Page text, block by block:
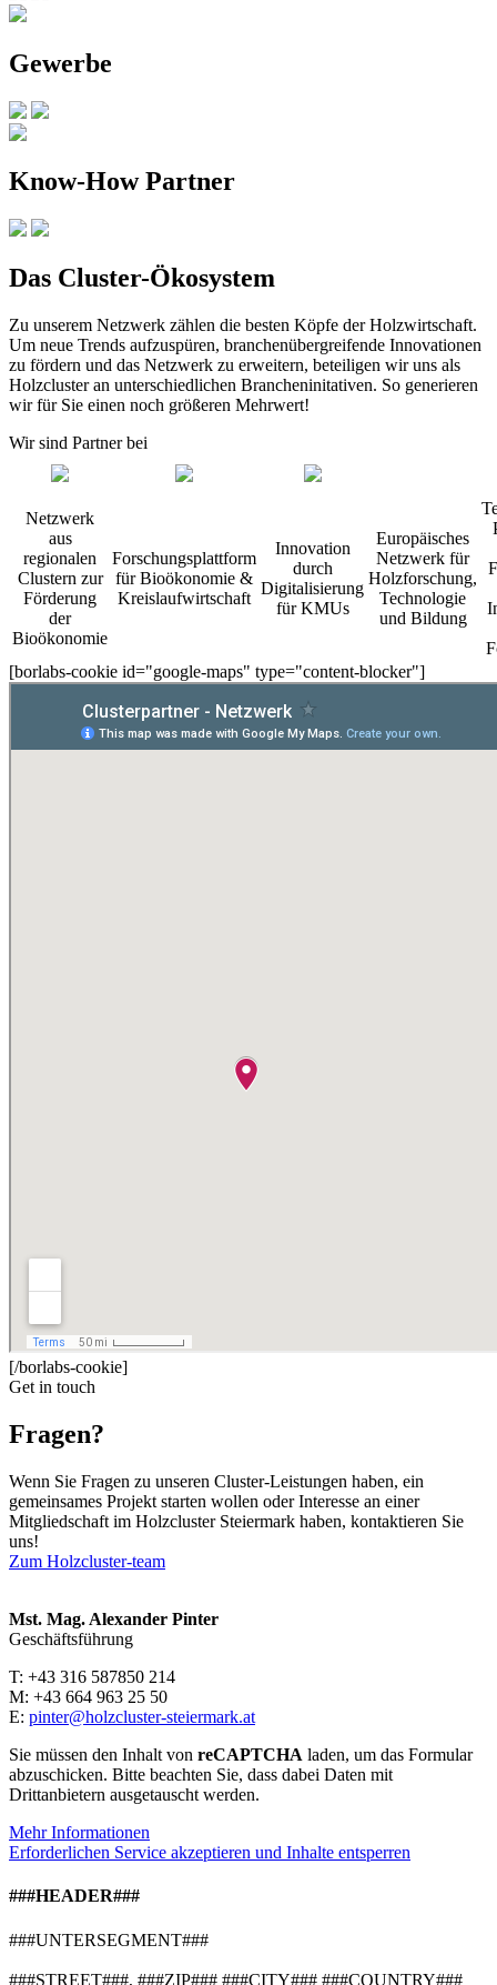
Gewerbe
Know-How Partner
Das Cluster-Ökosystem
Zu unserem Netzwerk zählen die besten Köpfe der Holzwirtschaft.
Um neue Trends aufzuspüren, branchenübergreifende Innovationen
zu fördern und das Netzwerk zu erweitern, beteiligen wir uns als
Holzcluster an unterschiedlichen Brancheninitativen. So generieren
wir für Sie einen noch größeren Mehrwert!
Wir sind Partner bei
Netzwerk
aus
regionalen
Clustern zur
Förderung
der
Bioökonomie
Forschungsplattform
für Bioökonomie &
Kreislaufwirtschaft
Innovation
durch
Digitalisierung
für KMUs
Europäisches
Netzwerk für
Holzforschung,
Technologie
und Bildung
[borlabs-cookie id="google-maps" type="content-blocker"]
[/borlabs-cookie]
Get in touch
Fragen?
Wenn Sie Fragen zu unseren Cluster-Leistungen haben, ein
gemeinsames Projekt starten wollen oder Interesse an einer
Mitgliedschaft im Holzcluster Steiermark haben, kontaktieren Sie
uns!
Zum Holzcluster-team
Mst. Mag. Alexander Pinter
Geschäftsführung
T: +43 316 587850 214
M: +43 664 963 25 50
E: pinter@holzcluster-steiermark.at
Sie müssen den Inhalt von reCAPTCHA laden, um das Formular
abzuschicken. Bitte beachten Sie, dass dabei Daten mit
Drittanbietern ausgetauscht werden.
Mehr Informationen
Erforderlichen Service akzeptieren und Inhalte entsperren
###HEADER###
###UNTERSEGMENT###
###STREET###, ###ZIP### ###CITY### ###COUNTRY###